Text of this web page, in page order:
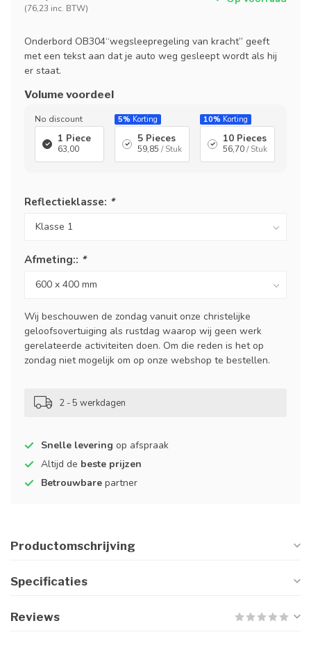
(76,23 inc. BTW)
Onderbord OB304“wegsleepregeling van kracht” geeft
met een tekst aan dat je auto weg gesleept wordt als hij
er staat.
Volume voordeel
No discount
1 Piece
63,00
5% Korting
5 Pieces
59,85 / Stuk
10% Korting
10 Pieces
56,70/ Stuk
Reflectieklasse: *
Afmeting:: *
Wij beschouwen de zondag vanuit onze christelijke
geloofsovertuiging als rustdag waarop wij geen werk
gerelateerde activiteiten doen. Om die reden is het op
zondag niet mogelijk om op onze webshop te bestellen.
2 - 5 werkdagen
Snelle levering op afspraak
Altijd de beste prijzen
Betrouwbare partner
Productomschrijving
Specificaties
Reviews